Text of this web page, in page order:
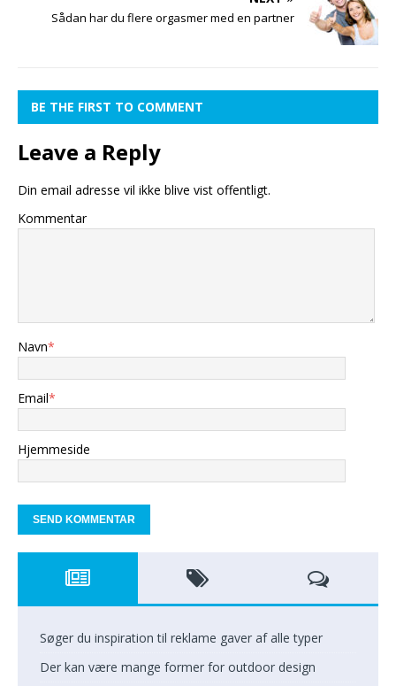
Sådan har du flere orgasmer med en partner
BE THE FIRST TO COMMENT
Leave a Reply
Din email adresse vil ikke blive vist offentligt.
Kommentar
Navn*
Email*
Hjemmeside
Søger du inspiration til reklame gaver af alle typer
Der kan være mange former for outdoor design